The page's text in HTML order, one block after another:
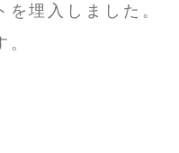
埋入しました。